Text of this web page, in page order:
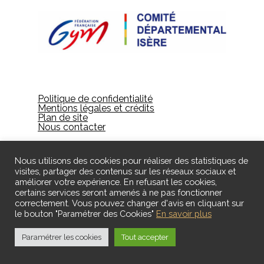
Politique de confidentialité
Mentions légales et crédits
Plan de site
Nous contacter
© 2024 Gières Gymnastique - Designed by ID
Création
Nous utilisons des cookies pour réaliser des statistiques de
visites, partager des contenus sur les réseaux sociaux et
améliorer votre expérience. En refusant les cookies,
certains services seront amenés à ne pas fonctionner
correctement. Vous pouvez changer d'avis en cliquant sur
le bouton "Paramétrer des Cookies" En savoir plus
Paramétrer les cookies Tout accepter